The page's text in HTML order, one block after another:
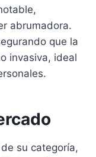
abrumadora.
que la
invasiva, ideal
su categoría,